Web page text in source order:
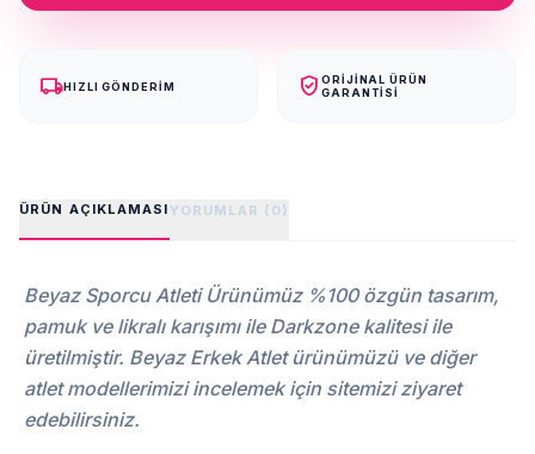
local_shippingHIZLI GÖNDERIM verified_user ORIJINAL ÜRÜN
GARANTISI
ÜRÜN AÇIKLAMASIYORUMLAR (0)
Beyaz Sporcu Atleti Ürünümüz %100 özgün tasarım,
pamuk ve likralı karışımı ile Darkzone kalitesi ile
üretilmiştir. Beyaz Erkek Atlet ürünümüzü ve diğer
atlet modellerimizi incelemek için sitemizi ziyaret
edebilirsiniz.